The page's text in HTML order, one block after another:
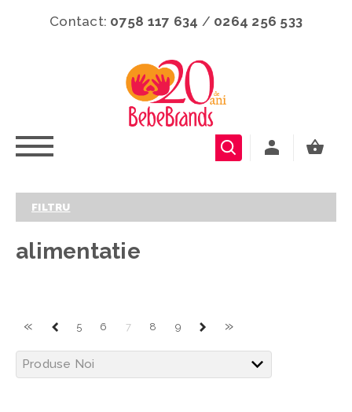
Contact: 0758 117 634 / 0264 256 533
FILTRU
alimentatie
« 5 6 7 8 9 »